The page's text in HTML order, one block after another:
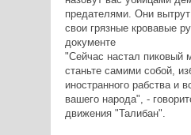
предателями. Они
свои грязные кровавые
документе
"Сейчас настал пиковый
станьте самими собой,
иностранного рабства и
вашего народа", -
движения "Талибан".